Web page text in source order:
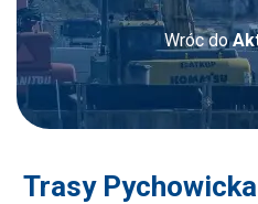
Wróc do
Trasy